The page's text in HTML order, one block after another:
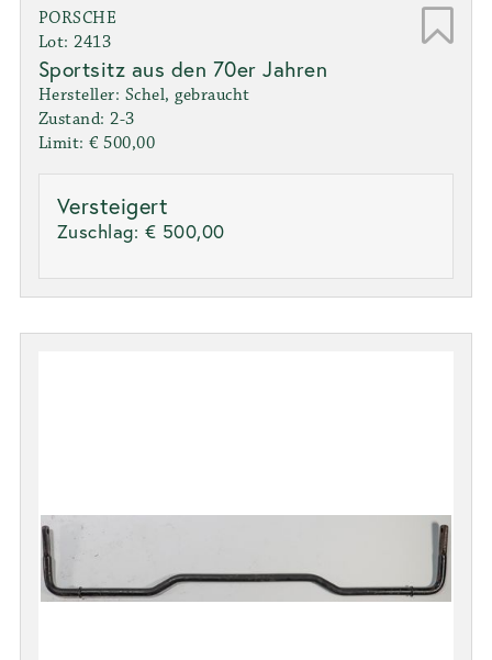
PORSCHE
Lot: 2413
Sportsitz aus den 70er Jahren
Hersteller: Schel, gebraucht
Zustand: 2-3
Limit: € 500,00
Versteigert
Zuschlag: € 500,00